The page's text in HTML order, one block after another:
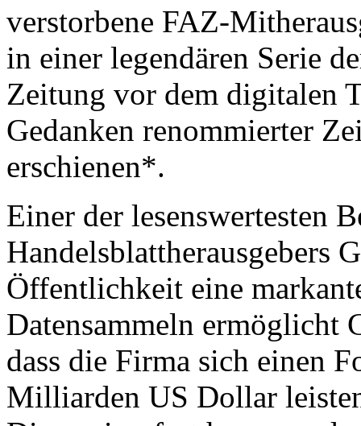
verstorbene FAZ-
in einer legendären Serie
Zeitung vor dem digitalen
Gedanken renommierter
erschienen*.
Einer der lesenswertesten
Handelsblattherausgebers
Öffentlichkeit eine
Datensammeln ermöglicht
dass die Firma sich einen
Milliarden US Dollar